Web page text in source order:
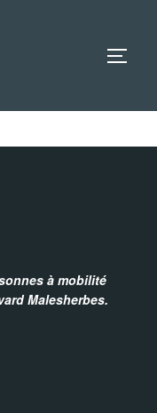
à mobilité
Malesherbes.